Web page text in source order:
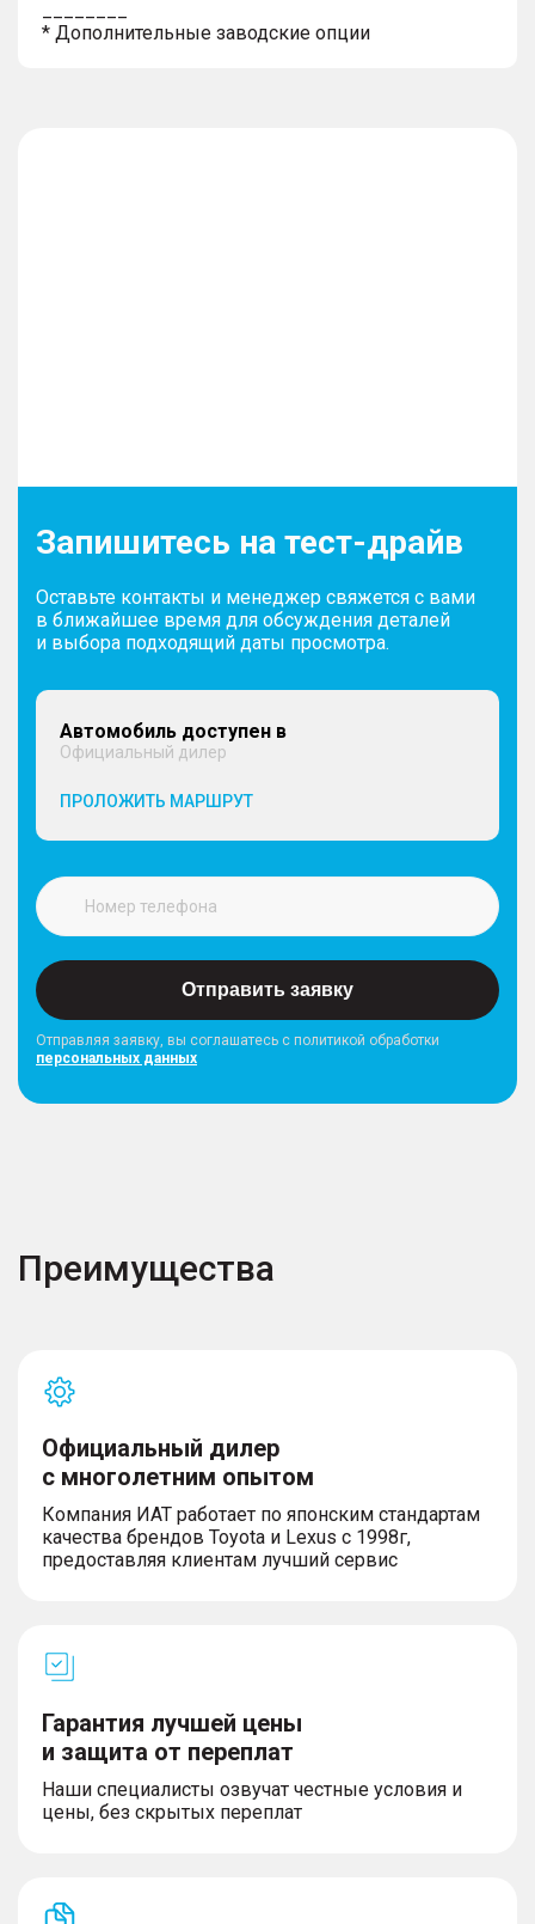
* Дополнительные заводские опции
Запишитесь на тест-драйв
Оставьте контакты и менеджер свяжется с вами
в ближайшее время для обсуждения деталей
и выбора подходящий даты просмотра.
Автомобиль доступен в
Официальный дилер
ПРОЛОЖИТЬ МАРШРУТ
Отправить заявку
Отправляя заявку, вы соглашатесь с политикой обработки
персональных данных
Преимущества
Официальный дилер
с многолетним опытом
Компания ИАТ работает по японским стандартам
качества брендов Toyota и Lexus с 1998г,
предоставляя клиентам лучший сервис
Гарантия лучшей цены
и защита от переплат
Наши специалисты озвучат честные условия и
цены, без скрытых переплат